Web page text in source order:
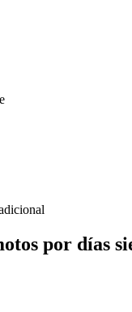
por días